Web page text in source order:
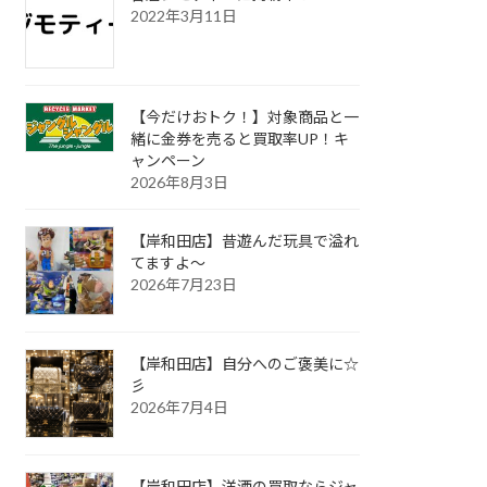
2022年3月11日
【今だけおトク！】対象商品と一
緒に金券を売ると買取率UP！キ
ャンペーン
2026年8月3日
【岸和田店】昔遊んだ玩具で溢れ
てますよ～
2026年7月23日
【岸和田店】自分へのご褒美に☆
彡
2026年7月4日